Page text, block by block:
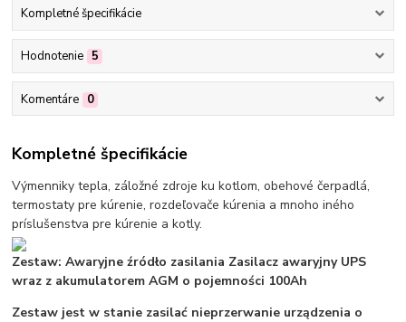
Kompletné špecifikácie
Hodnotenie 5
Komentáre 0
Kompletné špecifikácie
Výmenniky tepla, záložné zdroje ku kotlom, obehové čerpadlá,
termostaty pre kúrenie, rozdeľovače kúrenia a mnoho iného
príslušenstva pre kúrenie a kotly.
Zestaw: Awaryjne źródło zasilania Zasilacz awaryjny UPS
wraz z akumulatorem AGM o pojemności 100Ah
Zestaw jest w stanie zasilać nieprzerwanie urządzenia o